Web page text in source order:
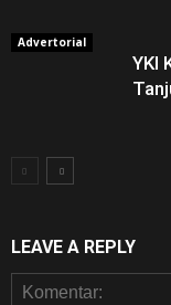
Advertorial
YKI
LEAVE A REPLY